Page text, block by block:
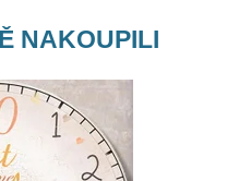
NAKOUPILI